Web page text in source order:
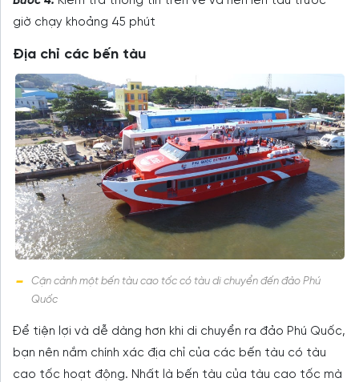
giờ chạy khoảng 45 phút
Địa chỉ các bến tàu
Cận cảnh một bến tàu cao tốc có tàu di chuyển đến đảo Phú
Quốc
Để tiện lợi và dễ dàng hơn khi di chuyển ra đảo Phú Quốc,
bạn nên nắm chính xác địa chỉ của các bến tàu có tàu
cao tốc hoạt động. Nhất là bến tàu của tàu cao tốc mà